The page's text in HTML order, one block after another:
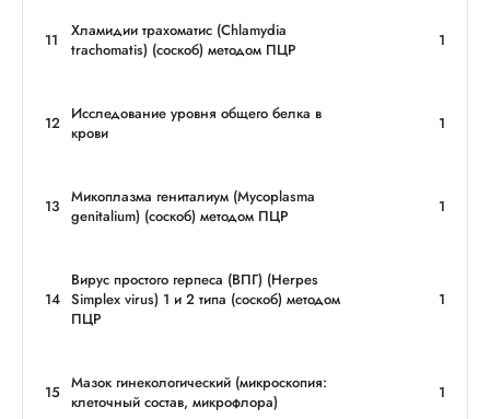
11
Хламидии трахоматис (Chlamydia
trachomatis) (соскоб) методом ПЦР
1
12 Исследование уровня общего белка в
крови
1
13 Микоплазма гениталиум (Mycoplasma
genitalium) (соскоб) методом ПЦР
1
14
Вирус простого герпеса (ВПГ) (Herpes
Simplex virus) 1 и 2 типа (соскоб) методом
ПЦР
1
15 Мазок гинекологический (микроскопия:
клеточный состав, микрофлора)
1